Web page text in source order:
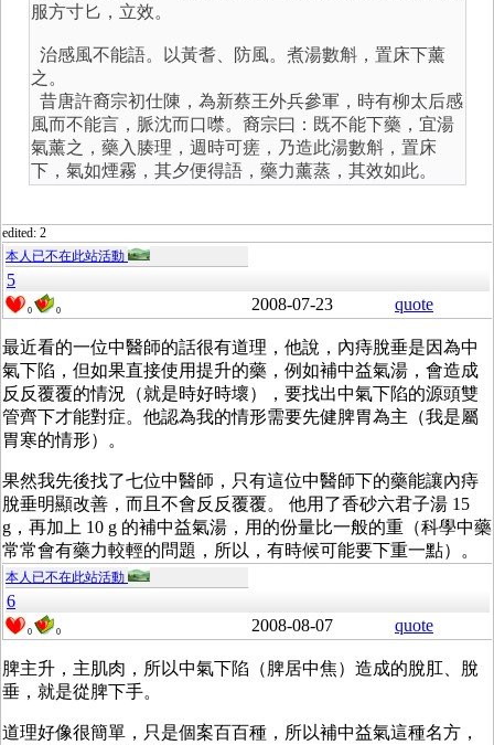
服方寸匕，立效。
治感風不能語。以黃耆、防風。煮湯數斛，置床下薰
之。
昔唐許裔宗初仕陳，為新蔡王外兵參軍，時有柳太后感
風而不能言，脈沈而口噤。裔宗曰：既不能下藥，宜湯
氣薰之，藥入腠理，週時可瘥，乃造此湯數斛，置床
下，氣如煙霧，其夕便得語，藥力薰蒸，其效如此。
edited: 2
本人已不在此站活動
5
0 0 2008-07-23 quote
最近看的一位中醫師的話很有道理，他說，內痔脫垂是因為中
氣下陷，但如果直接使用提升的藥，例如補中益氣湯，會造成
反反覆覆的情況（就是時好時壞），要找出中氣下陷的源頭雙
管齊下才能對症。他認為我的情形需要先健脾胃為主（我是屬
胃寒的情形）。
果然我先後找了七位中醫師，只有這位中醫師下的藥能讓內痔
脫垂明顯改善，而且不會反反覆覆。 他用了香砂六君子湯 15
g，再加上 10 g 的補中益氣湯，用的份量比一般的重（科學中藥
常常會有藥力較輕的問題，所以，有時候可能要下重一點）。
本人已不在此站活動
6
0 0 2008-08-07 quote
脾主升，主肌肉，所以中氣下陷（脾居中焦）造成的脫肛、脫
垂，就是從脾下手。
道理好像很簡單，只是個案百百種，所以補中益氣這種名方，